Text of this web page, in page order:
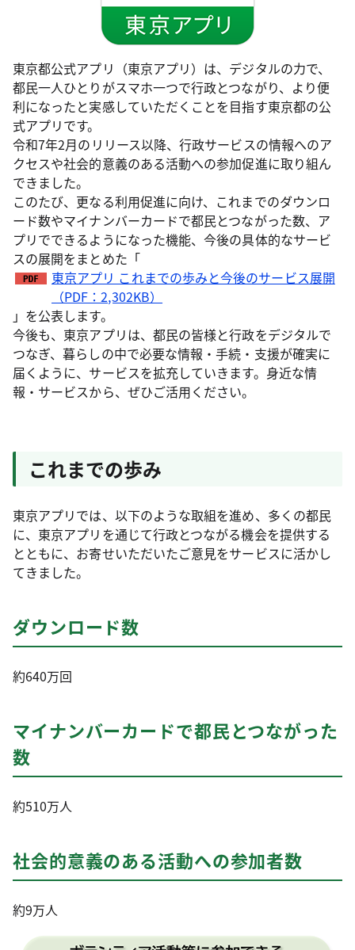
東京都公式アプリ（東京アプリ）は、デジタルの力で、
都民一人ひとりがスマホ一つで行政とつながり、より便
利になったと実感していただくことを目指す東京都の公
式アプリです。
令和7年2月のリリース以降、行政サービスの情報へのア
クセスや社会的意義のある活動への参加促進に取り組ん
できました。
このたび、更なる利用促進に向け、これまでのダウンロ
ード数やマイナンバーカードで都民とつながった数、ア
プリでできるようになった機能、今後の具体的なサービ
スの展開をまとめた「
東京アプリ これまでの歩みと今後のサービス展開
（PDF：2,302KB）
」を公表します。
今後も、東京アプリは、都民の皆様と行政をデジタルで
つなぎ、暮らしの中で必要な情報・手続・支援が確実に
届くように、サービスを拡充していきます。身近な情
報・サービスから、ぜひご活用ください。
これまでの歩み
東京アプリでは、以下のような取組を進め、多くの都民
に、東京アプリを通じて行政とつながる機会を提供する
とともに、お寄せいただいたご意見をサービスに活かし
てきました。
ダウンロード数
約640万回
マイナンバーカードで都民とつながった
数
約510万人
社会的意義のある活動への参加者数
約9万人